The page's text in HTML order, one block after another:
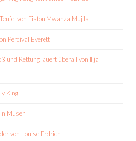
von Fiston Mwanza Mujila
Percival Everett
und Rettung lauert überall von Ilija
King
Muser
von Louise Erdrich